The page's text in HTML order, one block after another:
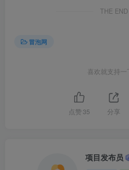
THE END
冒泡网
喜欢就支持一
点赞 35 分享
项目发布员